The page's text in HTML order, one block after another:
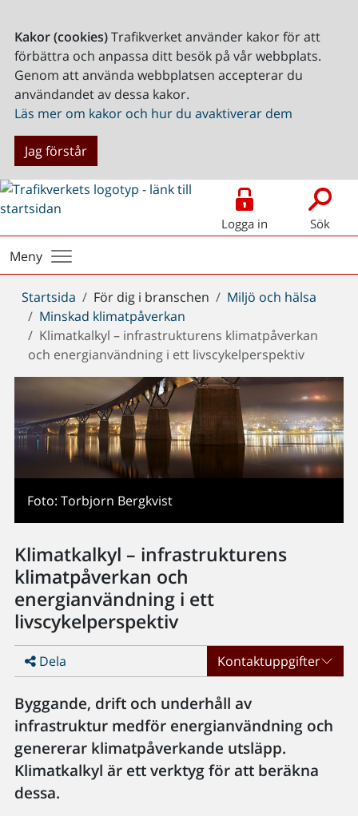
Kakor (cookies)Trafikverket använder kakor för att
förbättra och anpassa ditt besök på vår webbplats.
Genom att använda webbplatsen accepterar du
användandet av dessa kakor.
Läs mer om kakor och hur du avaktiverar dem
Jag förstår
Logga in Sök
Meny
Du
är
här:
Startsida För dig i branschen
Miljö och hälsa
Minskad klimatpåverkan
Klimatkalkyl – infrastrukturens klimatpåverkan
och energianvändning i ett livscykelperspektiv
Foto: Torbjorn Bergkvist
Klimatkalkyl – infrastrukturens
klimatpåverkan och
energianvändning i ett
livscykelperspektiv
Dela Kontaktuppgifter
Byggande, drift och underhåll av
infrastruktur medför energianvändning och
genererar klimatpåverkande utsläpp.
Klimatkalkyl är ett verktyg för att beräkna
dessa.